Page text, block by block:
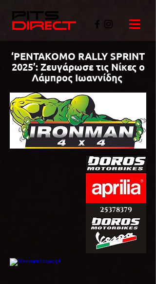
‘PENTAKOMO RALLY SPRINT
2025’: Ζευγάρωσε τις Νίκες ο
Λάμπρος Ιωαννίδης
©PITSDIRECT
25378379